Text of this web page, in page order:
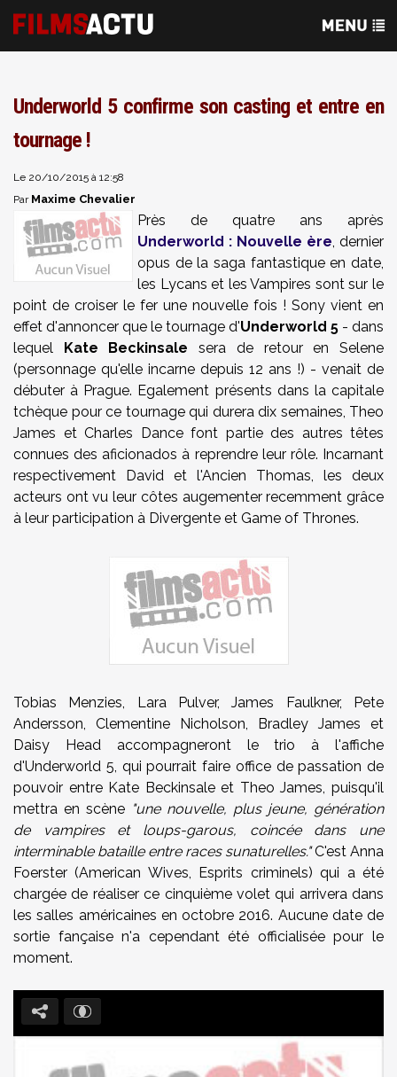
Underworld 5 confirme son casting et entre en
tournage !
Le 20/10/2015 à 12:58
Par Maxime Chevalier
Près de quatre ans après
Underworld : Nouvelle ère, dernier
opus de la saga fantastique en date,
les Lycans et les Vampires sont sur le
point de croiser le fer une nouvelle fois ! Sony vient en
effet d'annoncer que le tournage d'Underworld 5 - dans
lequel Kate Beckinsale sera de retour en Selene
(personnage qu'elle incarne depuis 12 ans !) - venait de
débuter à Prague. Egalement présents dans la capitale
tchèque pour ce tournage qui durera dix semaines, Theo
James et Charles Dance font partie des autres têtes
connues des aficionados à reprendre leur rôle. Incarnant
respectivement David et l'Ancien Thomas, les deux
acteurs ont vu leur côtes augementer recemment grâce
à leur participation à Divergente et Game of Thrones.
Tobias Menzies, Lara Pulver, James Faulkner, Pete
Andersson, Clementine Nicholson, Bradley James et
Daisy Head accompagneront le trio à l'affiche
d'Underworld 5, qui pourrait faire office de passation de
pouvoir entre Kate Beckinsale et Theo James, puisqu'il
mettra en scène "une nouvelle, plus jeune, génération
de vampires et loups-garous, coincée dans une
interminable bataille entre races sunaturelles."C'est Anna
Foerster (American Wives, Esprits criminels) qui a été
chargée de réaliser ce cinquième volet qui arrivera dans
les salles américaines en octobre 2016. Aucune date de
sortie fançaise n'a cependant été officialisée pour le
moment.